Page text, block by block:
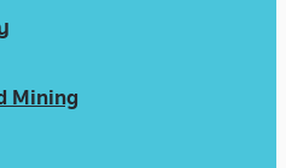
Mining